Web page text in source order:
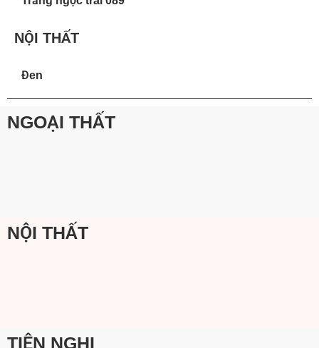
NỘI THẤT
Đen
NGOẠI THẤT
NỘI THẤT
TIỆN NGHI